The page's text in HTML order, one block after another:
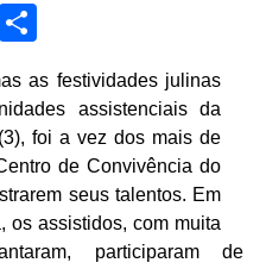
LinkedIn
as festividades julinas
assistenciais da
foi a vez dos mais de
de Convivência do
seus talentos. Em
os assistidos, com muita
participaram de